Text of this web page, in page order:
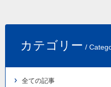
カテゴリー /
全ての記事